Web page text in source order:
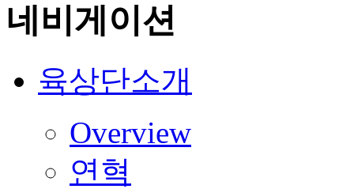
네비게이션
육상단소개
Overview
연혁